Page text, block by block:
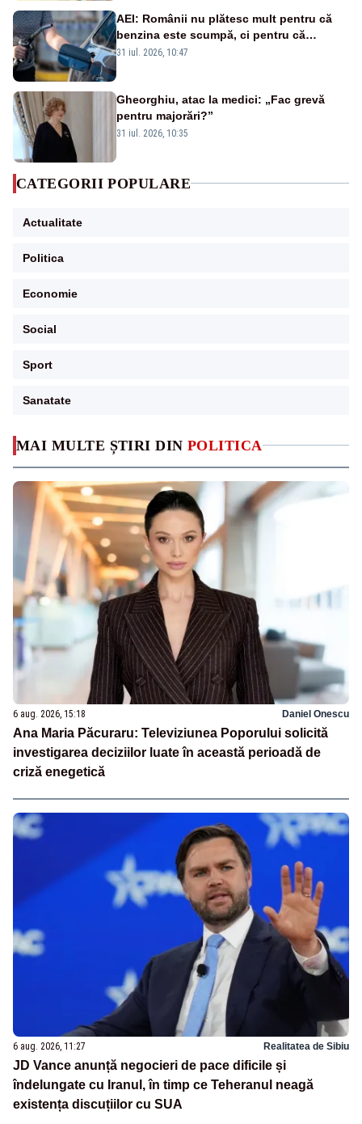
MAI MULTE ȘTIRI DIN POLITICA
6 aug. 2026, 15:18 Daniel Onescu
Ana Maria Păcuraru: Televiziunea Poporului solicită
investigarea deciziilor luate în această perioadă de
criză enegetică
6 aug. 2026, 11:27 Realitatea de Sibiu
JD Vance anunță negocieri de pace dificile și
îndelungate cu Iranul, în timp ce Teheranul neagă
existența discuțiilor cu SUA
AEI: Românii nu plătesc mult pentru că
benzina este scumpă, ci pentru că
benzina ieftină e taxată scump
31 iul. 2026, 10:47
Gheorghiu, atac la medici: „Fac grevă
pentru majorări?”
31 iul. 2026, 10:35
CATEGORII POPULARE
Actualitate
Politica
Economie
Social
Sport
Sanatate